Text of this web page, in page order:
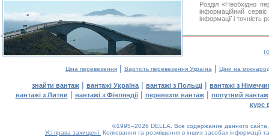
Розділ «Необхідно
інформаційний
інформації і
Ціна перевезення| Вартість перевезення Україна | Ціни на
знайти вантаж | вантажі Україна | вантажі з Польщі | вантажі з
вантажі з Литви | вантажі з Фінляндії| перевезти вантаж| попутний вантаж
курс
©1995–2026 DELLA. Все содержание данного
Усі права захищені. Копіювання та розміщення в інших засобах інформації